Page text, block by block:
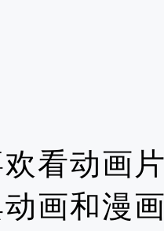
看动画
画和漫